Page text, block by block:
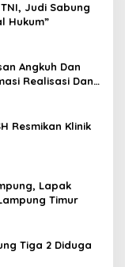
Judi Sabung
Hukum”
Angkuh Dan
Realisasi Dana
Resmikan Klinik
Lapak
Timur
Tiga 2 Diduga